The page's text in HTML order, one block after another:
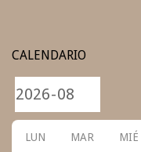
CALENDARIO
LUN MAR MIÉ